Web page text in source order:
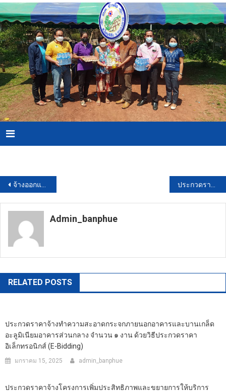
Skip
to
content
Menu
แนะแนว
เรื่อง
จ้างออกแบบก่อสร้างหอถังสูง ขนาด 500 ลบ.ม. โดยวิธีประกาศเชิญชวนทั่วไป
Admin_banphue
RELATED POSTS
ประกวดราคาจ้างทำความสะอาดกระจกภายนอกอาคารและบานเกล็ด
อะลูมิเนียมอาคารส่วนกลาง จำนวน ๑ งาน ด้วยวิธีประกวดราคา
อิเล็กทรอนิกส์ (e-Bidding)
มกราคม 15, 2025 admin_banphue
ประกวดราคาจ้างโครงการเพิ่มประสิทธิภาพและขยายการให้บริการ